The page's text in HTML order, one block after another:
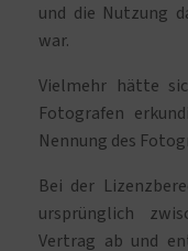
und die Nutzung
war.
Vielmehr hätte
Fotografen
Nennung des
Bei der
ursprünglich
Vertrag ab und